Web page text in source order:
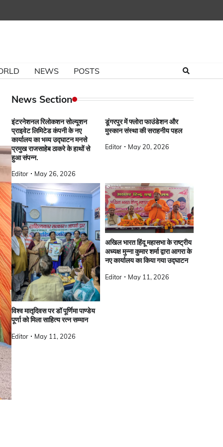
NEWS POSTS
News Section
इंटरनेशनल रिलोकशन सोल्यूशन
प्राइवेट लिमिटेड कंपनी के नए
कार्यालय का भव्य उद्घाटन मनसे
प्रमुख राजसाहेब ठाकरे के हाथों से
हुआ संपन्न.
Editor May 26, 2026
डूंगरपुर में फ्लोरा फाउंडेशन और
मुस्कान संस्था की सराहनीय पहल
Editor May 20, 2026
विश्व मातृदिवस पर डॉ पूर्णिमा पाण्डेय
पूर्णा को मिला साहित्य रत्न सम्मान
Editor May 11, 2026
अखिल भारत हिंदू महासभा के राष्ट्रीय
अध्यक्ष मुन्ना कुमार शर्मा द्वारा आगरा के
नए कार्यालय का किया गया उद्घाटन
Editor May 11, 2026